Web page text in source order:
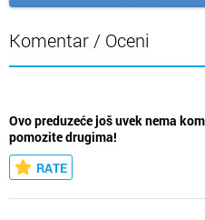
Komentar / Oceni
Ovo preduzeće još uvek nema
pomozite drugima!
RATE